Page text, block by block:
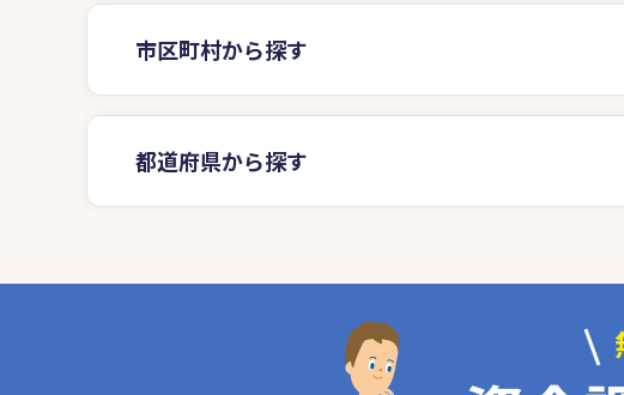
市区町村から探す
都道府県から探す